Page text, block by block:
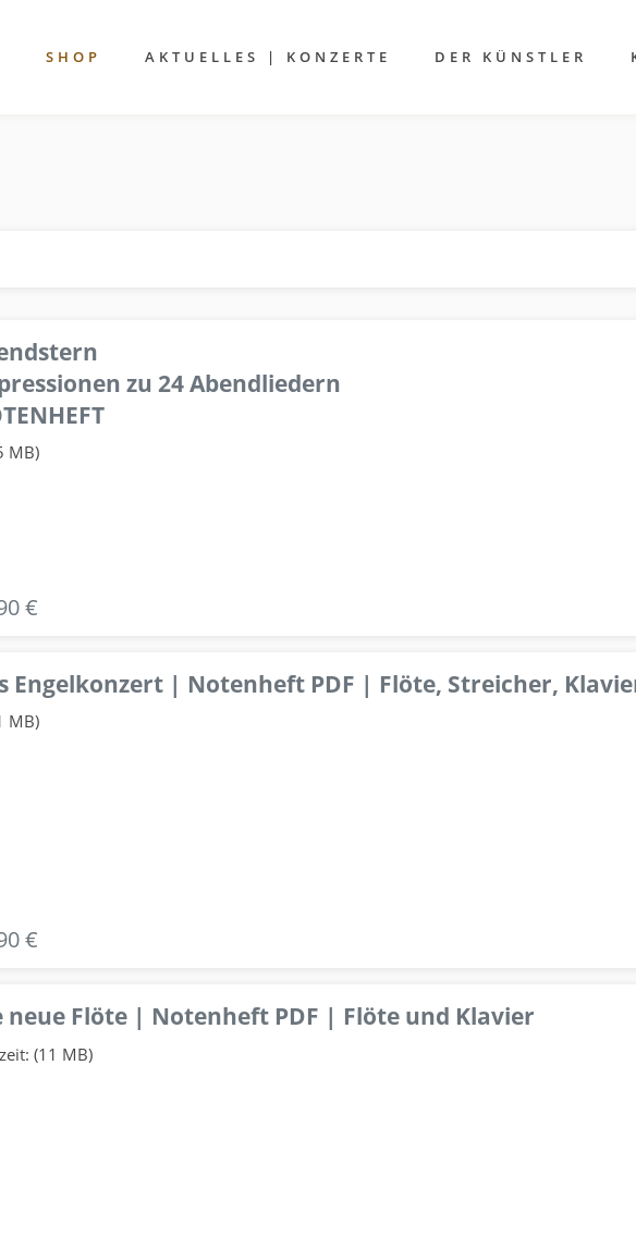
SHOP AKTUELLES | KONZERTE DER KÜNSTLER
zu 24 Abendliedern
MB)
€
Engelkonzert | Notenheft PDF | Flöte, Streicher,
MB)
€
neue Flöte | Notenheft PDF | Flöte und Klavier
(11 MB)